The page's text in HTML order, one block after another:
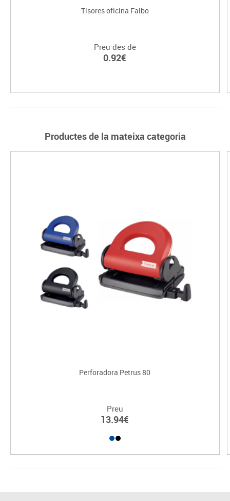
Tisores oficina Faibo
Preu des de
0.92€
Productes de la mateixa categoria
Perforadora Petrus 80
Preu
13.94€